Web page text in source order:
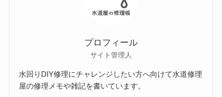
プロフィール
サイト管理人
水回りDIY修理にチャレンジしたい方へ向けて水道修理
屋の修理メモや雑記を書いています。